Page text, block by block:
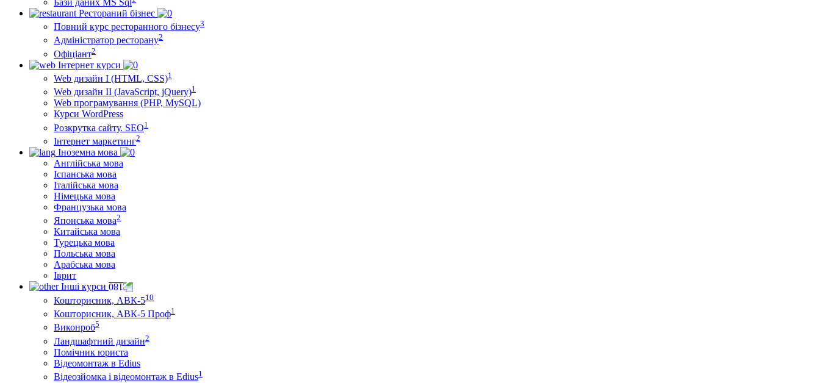
Рестораний бізнес
Повний курс ресторанного бізнесу3
Адміністратор ресторану2
Офіціант2
Інтернет курси
Web дизайн I (HTML, CSS)1
Web дизайн II (JavaScript, jQuery)1
Web програмування (PHP, MySQL)
Курси WordPress
Розкрутка сайту. SEO1
Інтернет маркетинг2
Іноземна мова
Англійська мова
Іспанська мова
Італійська мова
Німецька мова
Французька мова
Японська мова2
Китайська мова
Турецька мова
Польська мова
Арабська мова
Іврит
Інші курси
Кошторисник, АВК-510
Кошторисник, АВК-5 Проф1
Виконроб5
Ландшафтний дизайн2
Помічник юриста
Відеомонтаж в Edius
Відеозйомка і відеомонтаж в Edius1